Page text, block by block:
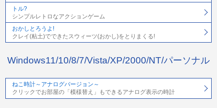
トル?
シンプルレトロなアクションゲーム
おかしとろうよ!
クレイ(粘土)でできたスウィーツ(おかし)をとりまくる!
Windows11/10/8/7/Vista/XP/2000/NT/パーソナル
ねこ時計～アナログバージョン～
クリックでお部屋の「模様替え」もできるアナログ表示の時計